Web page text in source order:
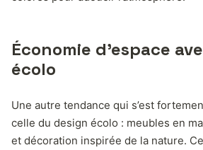
Économie d’espace
écolo
Une autre tendance qui s’est
celle du design écolo : meubles en
et décoration inspirée de la nature.